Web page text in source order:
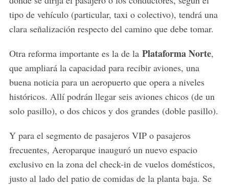
tipo de vehículo (particular, taxi o colectivo), tendrá una
clara señalización respecto del camino que debe tomar.
Otra reforma importante es la de laPlataforma Norte,
que ampliará la capacidad para recibir aviones, una
buena noticia para un aeropuerto que opera a niveles
históricos. Allí podrán llegar seis aviones chicos (de un
solo pasillo), o dos chicos y dos grandes (doble pasillo).
Y para el segmento de pasajeros VIP o pasajeros
frecuentes, Aeroparque inauguró un nuevo espacio
exclusivo en la zona del check-in de vuelos domésticos,
justo al lado del patio de comidas de la planta baja. Se